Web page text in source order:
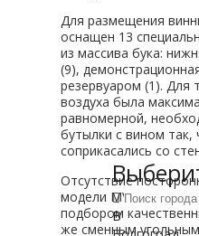
Для размещения
оснащен 13
из массива бука:
(9),
резервуаром (1). Для
воздуха была
равномерной,
бутылки с вином так,
соприкасались со
Отсутствие
модели MV108-WB1-
подбором
же сменным
В